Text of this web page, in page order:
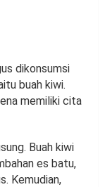
dikonsumsi
buah kiwi.
memiliki cita
Buah kiwi
es batu,
Kemudian,